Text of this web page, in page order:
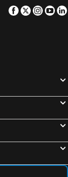
Facebook
Twitter